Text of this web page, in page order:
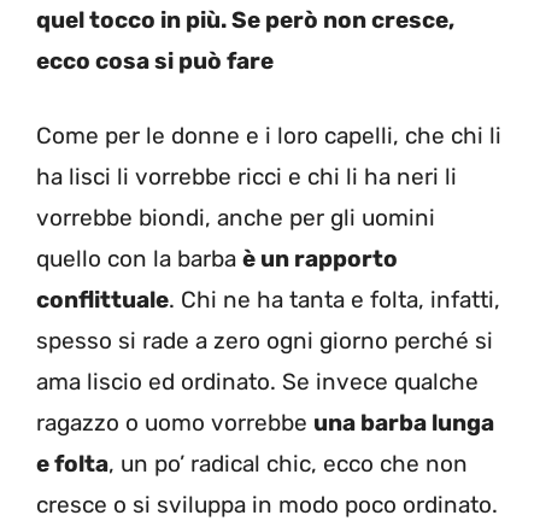
quel tocco in più. Se però non cresce,
ecco cosa si può fare
Come per le donne e i loro capelli, che chi li
ha lisci li vorrebbe ricci e chi li ha neri li
vorrebbe biondi, anche per gli uomini
quello con la barba è un rapporto
conflittuale. Chi ne ha tanta e folta, infatti,
spesso si rade a zero ogni giorno perché si
ama liscio ed ordinato. Se invece qualche
ragazzo o uomo vorrebbe una barba lunga
e folta, un po’ radical chic, ecco che non
cresce o si sviluppa in modo poco ordinato.